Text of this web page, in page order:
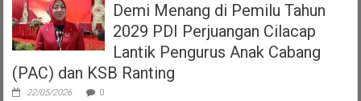
Demi Menang di Pemilu Tahun
2029 PDI Perjuangan Cilacap
Lantik Pengurus Anak Cabang
(PAC) dan KSB Ranting
22/05/2026 0